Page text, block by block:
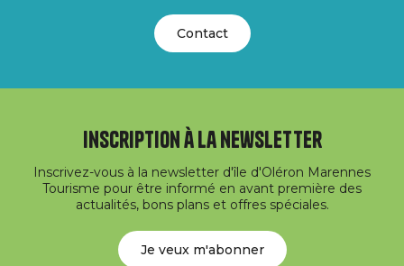
Contact
Inscription à la newsletter
Inscrivez-vous à la newsletter d'île d'Oléron Marennes
Tourisme pour être informé en avant première des
actualités, bons plans et offres spéciales.
Je veux m'abonner